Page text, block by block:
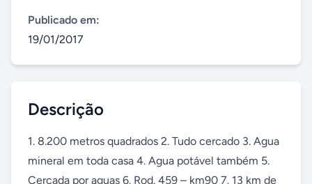
Publicado em:
19/01/2017
Descrição
1. 8.200 metros quadrados 2. Tudo cercado 3. Agua
mineral em toda casa 4. Agua potável também 5.
Cercada por aguas 6. Rod. 459 – km90 7. 13 km de